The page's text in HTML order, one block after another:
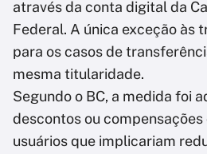
através da conta digital da
Federal. A única exceção às
para os casos de
mesma titularidade.
Segundo o BC, a medida foi
descontos ou compensações
usuários que implicariam